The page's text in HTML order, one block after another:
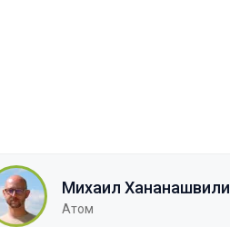
Михаил Хананашвили
Атом